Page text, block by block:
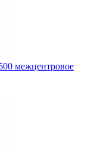
межцентровое